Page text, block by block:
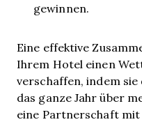
gewinnen.
Eine effektive
Ihrem Hotel einen
verschaffen, indem
das ganze Jahr über
eine Partnerschaft mit